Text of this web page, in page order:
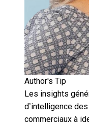
Author's Tip
Les insights
d’intelligence
commerciaux à